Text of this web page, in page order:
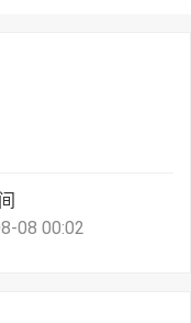
08 00:02